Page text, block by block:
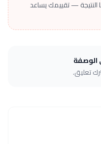
— تقييمك يساعد
الوصفة
تعليق.